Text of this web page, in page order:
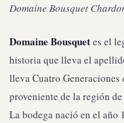
Domaine Bousquet
Domaine Bousquetes el
historia que lleva el
lleva Cuatro
proveniente de la región
La bodega nació en el año